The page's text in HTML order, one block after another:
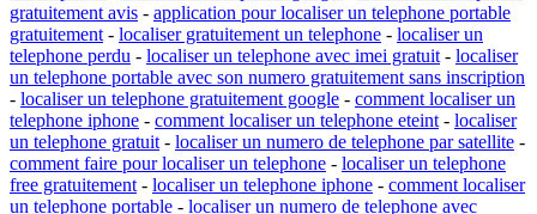
gratuitement avis - application pour localiser un telephone portable
gratuitement - localiser gratuitement un telephone - localiser un
telephone perdu - localiser un telephone avec imei gratuit - localiser
un telephone portable avec son numero gratuitement sans inscription
- localiser un telephone gratuitement google - comment localiser un
telephone iphone - comment localiser un telephone eteint - localiser
un telephone gratuit - localiser un numero de telephone par satellite -
comment faire pour localiser un telephone - localiser un telephone
free gratuitement - localiser un telephone iphone - comment localiser
un telephone portable - localiser un numero de telephone avec